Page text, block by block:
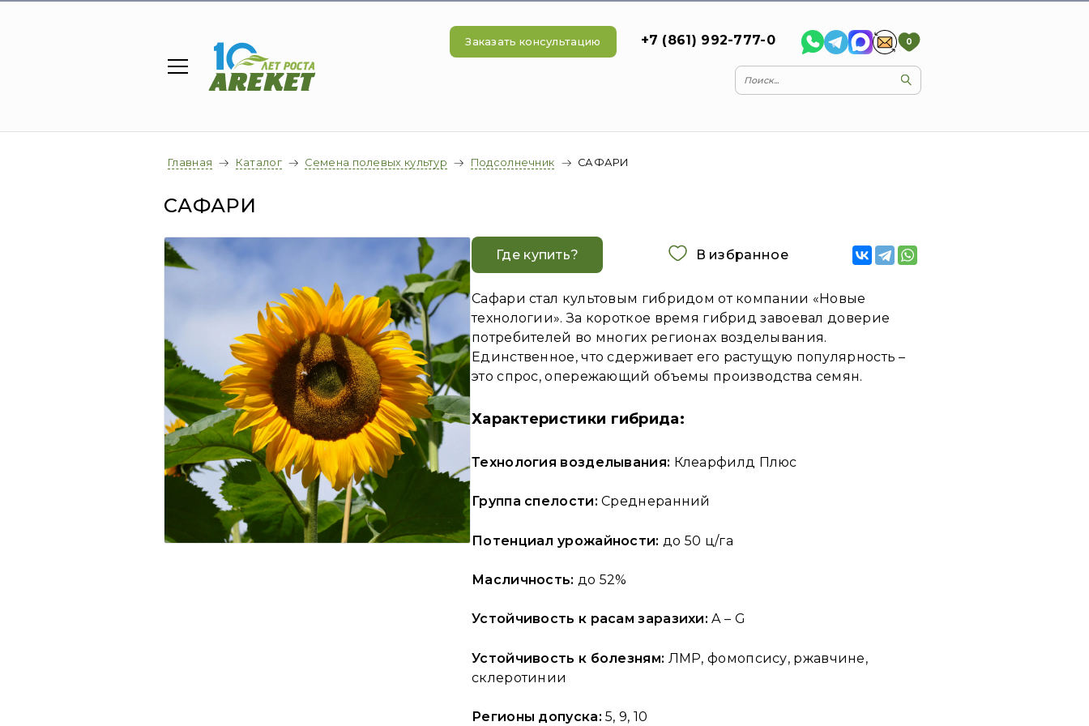
Заказать консультацию +7 (861) 992-777-0 0
Главная Каталог Семена полевых культур Подсолнечник САФАРИ
САФАРИ
Где купить? В избранное
Сафари стал культовым гибридом от компании «Новые
технологии». За короткое время гибрид завоевал доверие
потребителей во многих регионах возделывания.
Единственное, что сдерживает его растущую популярность –
это спрос, опережающий объемы производства семян.
Характеристики гибрида:
Технология возделывания: Клеарфилд Плюс
Группа спелости: Среднеранний
Потенциал урожайности: до 50 ц/га
Масличность: до 52%
Устойчивость к расам заразихи: A – G
Устойчивость к болезням: ЛМР, фомопсису, ржавчине,
склеротинии
Регионы допуска: 5, 9, 10